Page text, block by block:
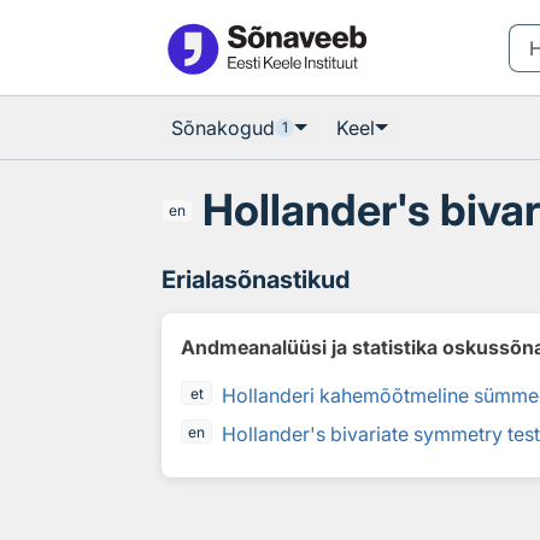
Sõnakogud 1 Keel
en Hollander's
Erialasõnastikud
Andmeanalüüsi ja statistika
et Hollanderi kahemõõtmeline
en Hollander's bivariate symmetry test